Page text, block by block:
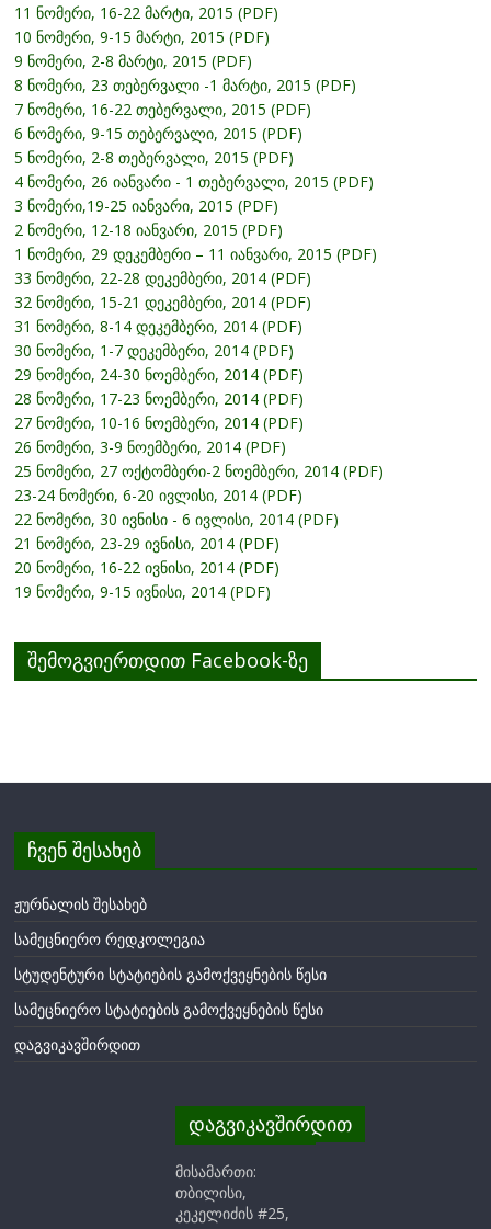
11 ნომერი, 16-22 მარტი, 2015 (PDF)
10 ნომერი, 9-15 მარტი, 2015 (PDF)
9 ნომერი, 2-8 მარტი, 2015 (PDF)
8 ნომერი, 23 თებერვალი -1 მარტი, 2015 (PDF)
7 ნომერი, 16-22 თებერვალი, 2015 (PDF)
6 ნომერი, 9-15 თებერვალი, 2015 (PDF)
5 ნომერი, 2-8 თებერვალი, 2015 (PDF)
4 ნომერი, 26 იანვარი - 1 თებერვალი, 2015 (PDF)
3 ნომერი,19-25 იანვარი, 2015 (PDF)
2 ნომერი, 12-18 იანვარი, 2015 (PDF)
1 ნომერი, 29 დეკემბერი – 11 იანვარი, 2015 (PDF)
33 ნომერი, 22-28 დეკემბერი, 2014 (PDF)
32 ნომერი, 15-21 დეკემბერი, 2014 (PDF)
31 ნომერი, 8-14 დეკემბერი, 2014 (PDF)
30 ნომერი, 1-7 დეკემბერი, 2014 (PDF)
29 ნომერი, 24-30 ნოემბერი, 2014 (PDF)
28 ნომერი, 17-23 ნოემბერი, 2014 (PDF)
27 ნომერი, 10-16 ნოემბერი, 2014 (PDF)
26 ნომერი, 3-9 ნოემბერი, 2014 (PDF)
25 ნომერი, 27 ოქტომბერი-2 ნოემბერი, 2014 (PDF)
23-24 ნომერი, 6-20 ივლისი, 2014 (PDF)
22 ნომერი, 30 ივნისი - 6 ივლისი, 2014 (PDF)
21 ნომერი, 23-29 ივნისი, 2014 (PDF)
20 ნომერი, 16-22 ივნისი, 2014 (PDF)
19 ნომერი, 9-15 ივნისი, 2014 (PDF)
შემოგვიერთდით Facebook-ზე
ჩვენ შესახებ
ჟურნალის შესახებ
სამეცნიერო რედკოლეგია
სტუდენტური სტატიების გამოქვეყნების წესი
სამეცნიერო სტატიების გამოქვეყნების წესი
დაგვიკავშირდით
დაგვიკავშირდით
მისამართი:
თბილისი,
კეკელიძის #25,